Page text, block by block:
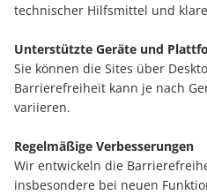
technischer Hilfsmittel und
Unterstützte Geräte und
Sie können die Sites über
Barrierefreiheit kann je nach
variieren.
Regelmäßige Verbesserungen
Wir entwickeln die
insbesondere bei neuen